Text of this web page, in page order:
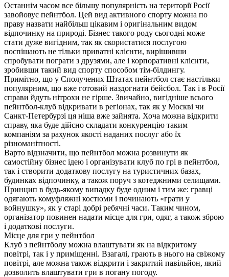
Останнім часом все більшу популярність на території Росії
завойовує пейнтбол. Цей вид активного спорту можна по
праву назвати найбільш цікавим і оригінальним видом
відпочинку на природі. Бізнес такого роду сьогодні може
стати дуже вигідним, так як скористатися послугою
поспішають не тільки приватні клієнти, вирішивши
спробувати пограти з друзями, але і корпоративні клієнти,
зробивши такий вид спорту способом тім-білдингу.
Примітно, що у Сполучених Штатах пейнтбол стає настільки
популярним, що вже готовий наздогнати бейсбол. Так і в Росії
справи йдуть нітрохи не гірше. Звичайно, вигідніше всього
пейнтбол-клуб відкривати в регіонах, так як у Москві чи
Санкт-Петербурзі ця ніша вже зайнята. Хоча можна відкрити
справу, яка буде дійсно складати конкуренцію таким
компаніям за рахунок якості наданих послуг або їх
різноманітності.
Варто відзначити, що пейнтбол можна розвинути як
самостійну бізнес ідею і організувати клуб по грі в пейнтбол,
так і створити додаткову послугу на туристичних базах,
будинках відпочинку, а також поруч з котеджними селищами.
Принцип в будь-якому випадку буде одним і тим же: гравці
одягають комуфляжні костюми і починають «грати у
войнушку», як у старі добрі ребячні часи. Таким чином,
організатор повинен надати місце для гри, одяг, а також зброю
і додаткові послуги.
Місце для гри у пейнтбол
Клуб з пейнтболу можна влаштувати як на відкритому
повітрі, так і у приміщенні. Взагалі, грають в нього на свіжому
повітрі, але можна також відкрити і закритий павільйон, який
дозволить влаштувати гри в погану погоду.